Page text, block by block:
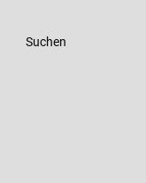
Suchen